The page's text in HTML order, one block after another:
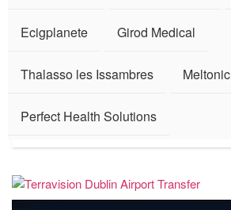
Ecigplanete Girod Medical
Thalasso les Issambres Meltonic
Perfect Health Solutions